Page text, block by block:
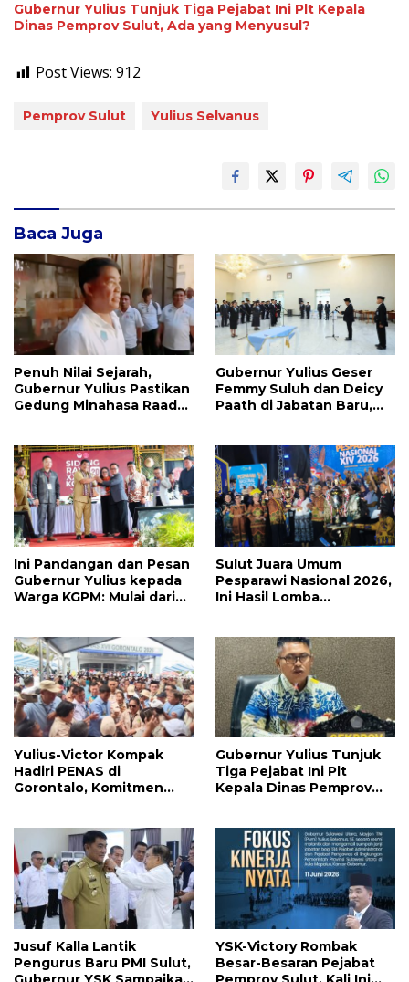
Gubernur Yulius Tunjuk Tiga Pejabat Ini Plt Kepala
Dinas Pemprov Sulut, Ada yang Menyusul?
Post Views: 912
Pemprov Sulut Yulius Selvanus
Baca Juga
Penuh Nilai Sejarah,
Gubernur Yulius Pastikan
Gedung Minahasa Raad
Gubernur Yulius Geser
Femmy Suluh dan Deicy
Paath di Jabatan Baru,
Ini Pandangan dan Pesan
Gubernur Yulius kepada
Warga KGPM: Mulai dari
Sulut Juara Umum
Pesparawi Nasional 2026,
Ini Hasil Lomba
Yulius-Victor Kompak
Hadiri PENAS di
Gorontalo, Komitmen
Pangan Presiden
Prabowo
Gubernur Yulius Tunjuk
Tiga Pejabat Ini Plt
Kepala Dinas Pemprov
Jusuf Kalla Lantik
Pengurus Baru PMI Sulut,
YSK-Victory Rombak
Besar-Besaran Pejabat